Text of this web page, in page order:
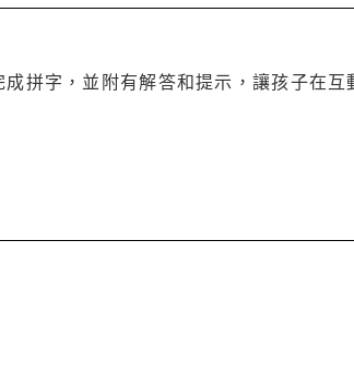
拼字，並附有解答和提示，讓孩子在